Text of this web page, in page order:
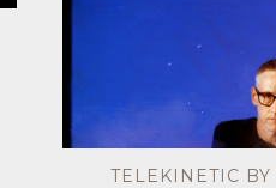
TELEKINETIC